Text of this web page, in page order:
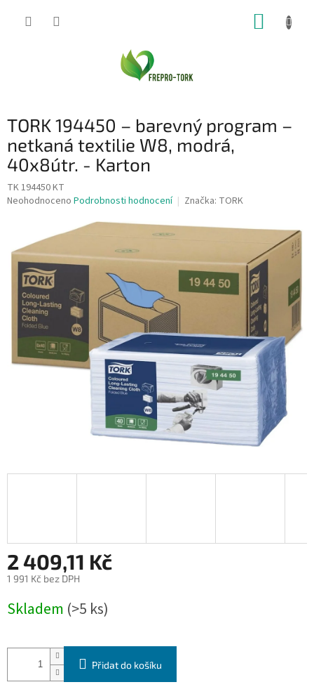
TORK 194450 – barevný program –
netkaná textilie W8, modrá,
40x8útr. - Karton
TK 194450 KT
Průměrné
0,0
hvězdiček.
Neohodnoceno Podrobnosti hodnocení Značka: TORK
2 409,11 Kč
1 991 Kč bez DPH
cena:
Skladem (>5 ks)
Přidat do košíku